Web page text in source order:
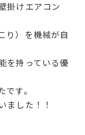
掛けエアコン
り）を機械が自
を持っている優
す。
ました！！